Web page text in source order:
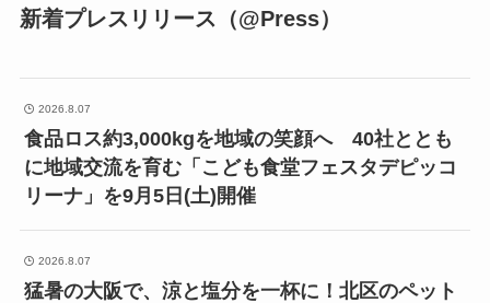
新着プレスリリース（@Press）
2026.8.07
食品ロス約3,000kgを地域の笑顔へ 40社ととも
に地域交流を育む「こども食堂フェスタデピッコ
リーナ」を9月5日(土)開催
2026.8.07
猛暑の大阪で、涼と塩分を一杯に！北区のペット